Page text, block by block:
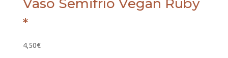
Vaso Semifrío Vegan Ruby
*
4,50€